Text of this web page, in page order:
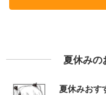
夏休みの
夏休みおす